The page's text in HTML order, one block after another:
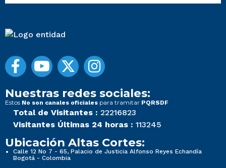
Nuestras redes sociales:
Estos No son canales oficiales para tramitar PQRSDF
Total de Visitantes : 22216823
Visitantes Últimas 24 horas : 113245
Ubicación Altas Cortes:
Calle 12 No 7 - 65, Palacio de Justicia Alfonso Reyes Echandía
Bogotá - Colombia